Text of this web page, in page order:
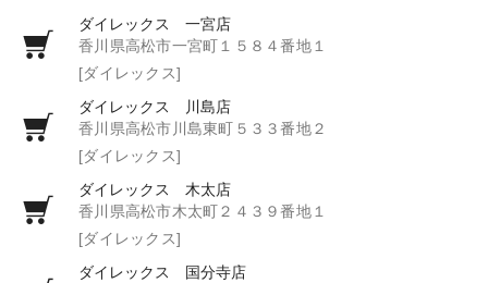
ダイレックス 一宮店
香川県高松市一宮町１５８４番地１
[ダイレックス]
ダイレックス 川島店
香川県高松市川島東町５３３番地２
[ダイレックス]
ダイレックス 木太店
香川県高松市木太町２４３９番地１
[ダイレックス]
ダイレックス 国分寺店